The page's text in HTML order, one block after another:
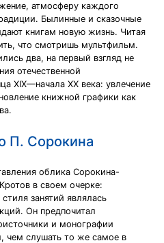
атмосферу каждого
Былинные и сказочные
книгам новую жизнь. Читая
что смотришь мультфильм.
два, на первый взгляд не
отечественной
XIX—начала XX века: увлечение
книжной графики как
П. Сорокина
облика Сорокина-
в своем очерке:
занятий являлась
Он предпочитал
и монографии
чем слушать то же самое в